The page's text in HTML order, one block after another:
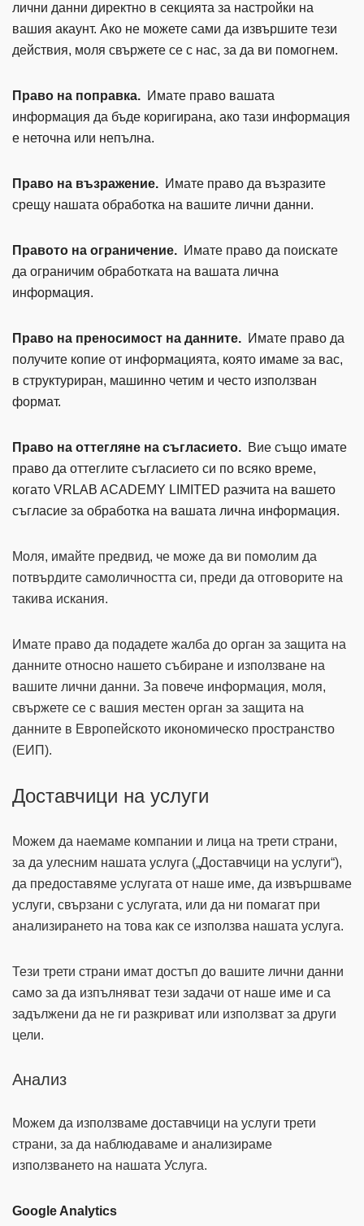
лични данни директно в секцията за настройки на
вашия акаунт. Ако не можете сами да извършите тези
действия, моля свържете се с нас, за да ви помогнем.
Право на поправка. Имате право вашата
информация да бъде коригирана, ако тази информация
е неточна или непълна.
Право на възражение. Имате право да възразите
срещу нашата обработка на вашите лични данни.
Правото на ограничение. Имате право да поискате
да ограничим обработката на вашата лична
информация.
Право на преносимост на данните. Имате право да
получите копие от информацията, която имаме за вас,
в структуриран, машинно четим и често използван
формат.
Право на оттегляне на съгласието. Вие също имате
право да оттеглите съгласието си по всяко време,
когато VRLAB ACADEMY LIMITED разчита на вашето
съгласие за обработка на вашата лична информация.
Моля, имайте предвид, че може да ви помолим да
потвърдите самоличността си, преди да отговорите на
такива искания.
Имате право да подадете жалба до орган за защита на
данните относно нашето събиране и използване на
вашите лични данни. За повече информация, моля,
свържете се с вашия местен орган за защита на
данните в Европейското икономическо пространство
(ЕИП).
Доставчици на услуги
Можем да наемаме компании и лица на трети страни,
за да улесним нашата услуга („Доставчици на услуги“),
да предоставяме услугата от наше име, да извършваме
услуги, свързани с услугата, или да ни помагат при
анализирането на това как се използва нашата услуга.
Тези трети страни имат достъп до вашите лични данни
само за да изпълняват тези задачи от наше име и са
задължени да не ги разкриват или използват за други
цели.
Анализ
Можем да използваме доставчици на услуги трети
страни, за да наблюдаваме и анализираме
използването на нашата Услуга.
Google Analytics